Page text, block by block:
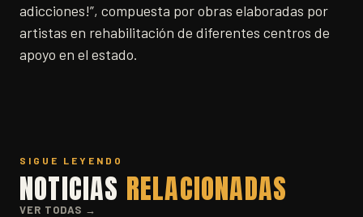
adicciones!”, compuesta por obras elaboradas por
artistas en rehabilitación de diferentes centros de
apoyo en el estado.
SIGUE LEYENDO
NOTICIAS RELACIONADAS
VER TODAS →